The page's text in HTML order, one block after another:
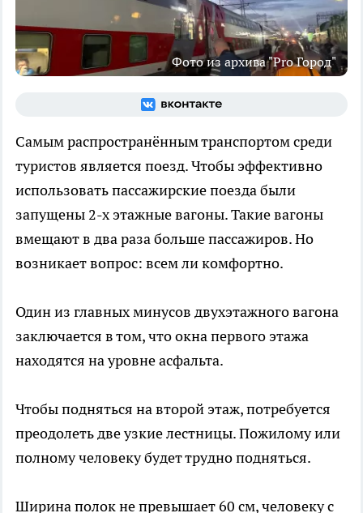
Фото из архива "Pro Город"
Самым распространённым транспортом среди
туристов является поезд. Чтобы эффективно
использовать пассажирские поезда были
запущены 2-х этажные вагоны. Такие вагоны
вмещают в два раза больше пассажиров. Но
возникает вопрос: всем ли комфортно.
Один из главных минусов двухэтажного вагона
заключается в том, что окна первого этажа
находятся на уровне асфальта.
Чтобы подняться на второй этаж, потребуется
преодолеть две узкие лестницы. Пожилому или
полному человеку будет трудно подняться.
Ширина полок не превышает 60 см, человеку с